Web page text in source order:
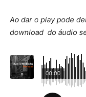
Ao dar o play pode
download do áudio
00:00